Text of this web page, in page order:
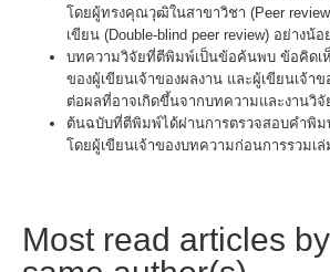
โดยผู้ทรงคุณวุฒิในสาขาวิชา (Peer
เขียน (Double-blind peer review) อย่างน้
บทความวิจัยที่ตีพิมพ์เป็นข้อค้นพบ ข้อคิดเ
ของผู้เขียนเจ้าของผลงาน และผู้เขียนเจ้า
ต่อผลที่อาจเกิดขึ้นจากบทความและงานวิ
ต้นฉบับที่ตีพิมพ์ได้ผ่านการตรวจสอบคำพิม
โดยผู้เขียนเจ้าของบทความก่อนการรวมเล่
Most read articles